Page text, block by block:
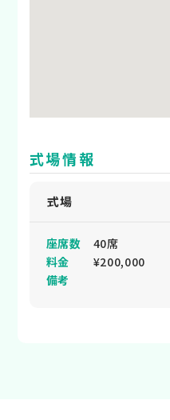
式場情報
式場
座席数
40席
料金
¥200,000
備考